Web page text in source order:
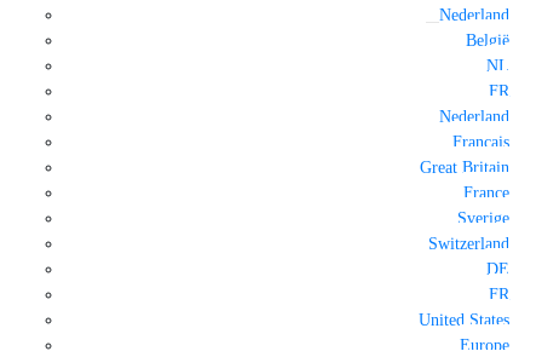
Nederland
België
NL
FR
Nederland
Français
Great Britain
France
Sverige
Switzerland
DE
FR
United States
Europe